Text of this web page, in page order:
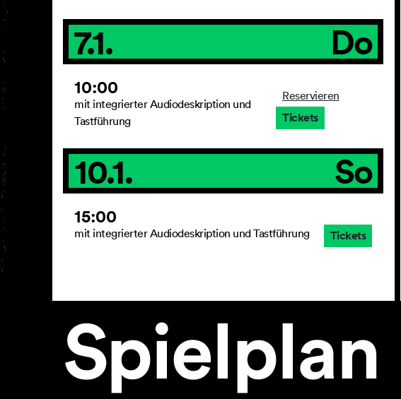
7.1. Do
10:00
mit integrierter Audiodeskription und
Tastführung
Reservieren
Tickets
10.1. So
15:00
mit integrierter Audiodeskription und Tastführung Tickets
Spielplan